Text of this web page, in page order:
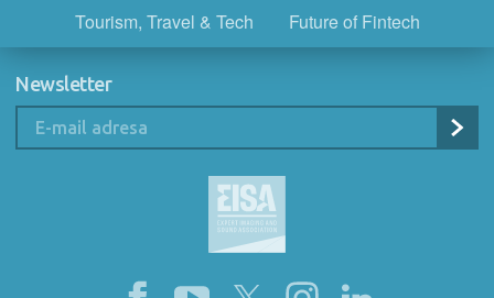
Tourism, Travel & Tech
Future of Fintech
Newsletter